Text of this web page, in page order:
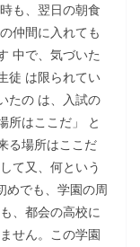
も、翌日の朝食
仲間に入れても
中で、気づいた
徒 は限られてい
たの は、入試の
所はここだ」 と
る場所はここだ
て又、何という
めでも、学園の周
、都会の高校に
せん。この学園